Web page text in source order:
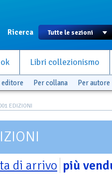
Ricerca
Libri collezionismo
editore Per collana Per autore
EDIZIONI
di arrivo più